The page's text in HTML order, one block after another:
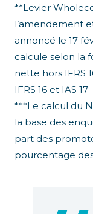
**Levier
l’amendement
annoncé le 17
calcule selon la
nette hors IFRS
IFRS 16 et IAS 17
***Le calcul du
la base des
part des
pourcentage